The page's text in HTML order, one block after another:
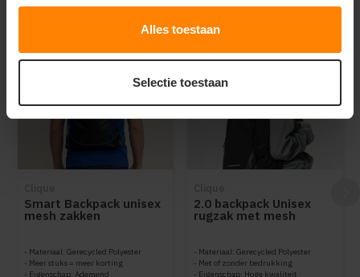
Alles toestaan
Selectie toestaan
Items van productcarrousel
Smart Backpack unisex
mesh zakken
Materiaal: Gerecycled Polyester
Meer stuks = meer korting
Eigenschap: Ademend
2.0 backpack Unisex
rugzak met mesh
Materiaal: Gerecycled Polyester
Met of zonder bedrukking
Eigenschap: Hoge kwaliteit